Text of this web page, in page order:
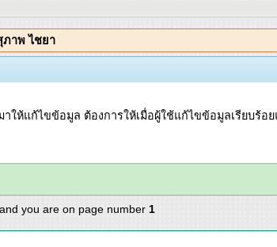
ภาพ ไชยา
ห้แก้ไขข้อมูล ต้องการให้เมื่อผู้ใช้แก้ไขข้อมูลเรียบร้อ
you are on page number 1